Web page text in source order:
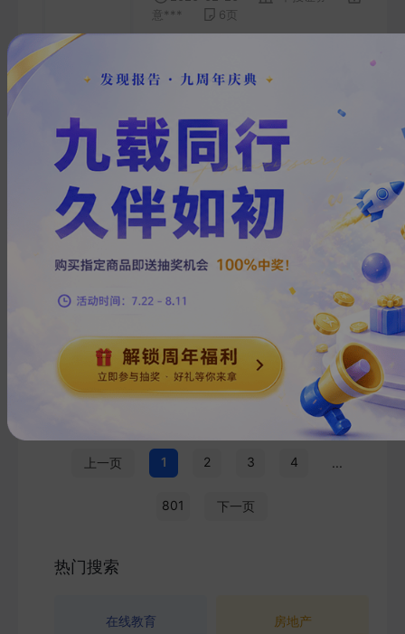
意***
6 页
中投证券(香港)港股每日晨报
2020-02-20
中投证券
佛***
6页
中投证券（香港）港股每日晨
报
2020-02-20
中投证券
李***
3页
上一页 1 2 3 4 ...
801 下一页
热门搜索
在线教育 房地产